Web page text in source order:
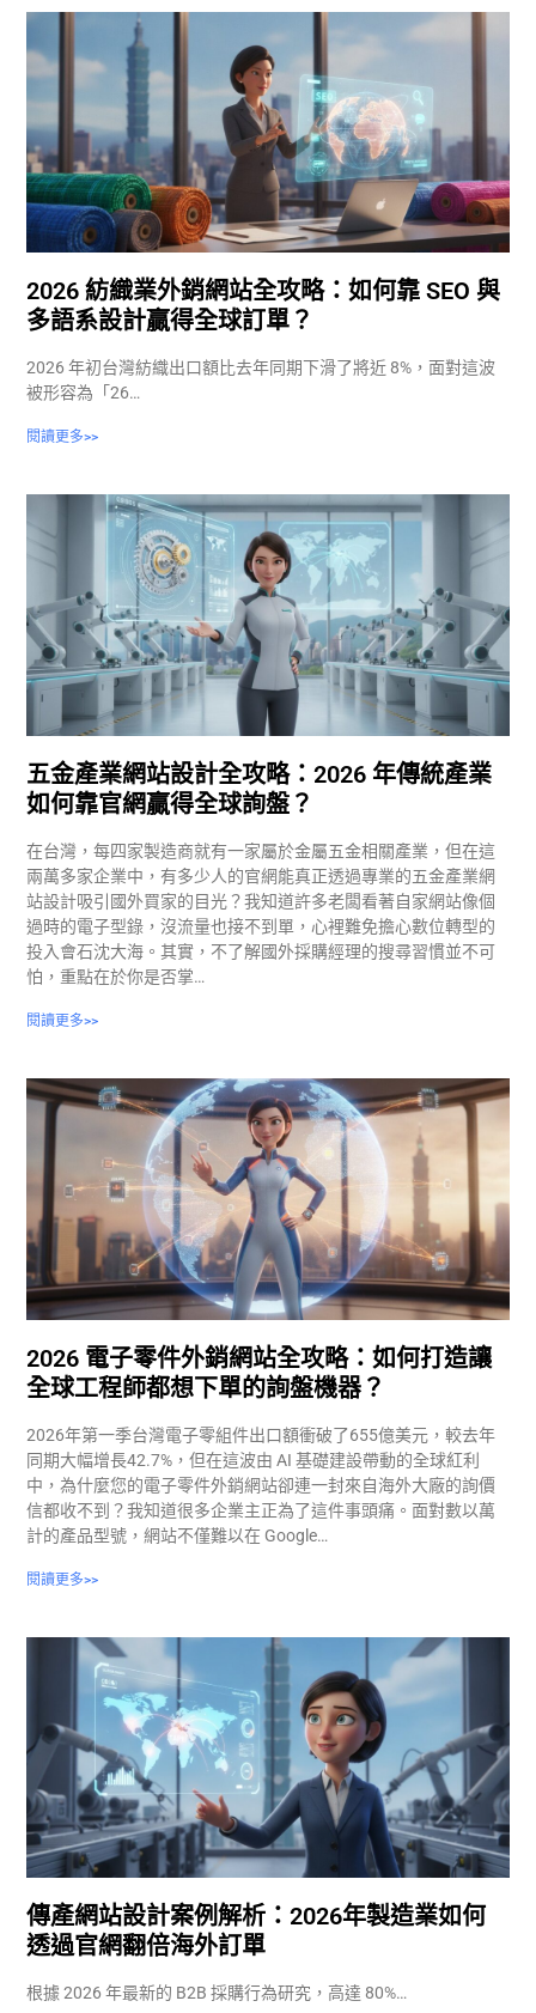
2026 紡織業外銷網站全攻略：如何靠 SEO 與
多語系設計贏得全球訂單？
2026 年初台灣紡織出口額比去年同期下滑了將近 8%，面對這波
被形容為「26…
閱讀更多>>
五金產業網站設計全攻略：2026 年傳統產業
如何靠官網贏得全球詢盤？
在台灣，每四家製造商就有一家屬於金屬五金相關產業，但在這
兩萬多家企業中，有多少人的官網能真正透過專業的五金產業網
站設計吸引國外買家的目光？我知道許多老闆看著自家網站像個
過時的電子型錄，沒流量也接不到單，心裡難免擔心數位轉型的
投入會石沈大海。其實，不了解國外採購經理的搜尋習慣並不可
怕，重點在於你是否掌…
閱讀更多>>
2026 電子零件外銷網站全攻略：如何打造讓
全球工程師都想下單的詢盤機器？
2026年第一季台灣電子零組件出口額衝破了655億美元，較去年
同期大幅增長42.7%，但在這波由 AI 基礎建設帶動的全球紅利
中，為什麼您的電子零件外銷網站卻連一封來自海外大廠的詢價
信都收不到？我知道很多企業主正為了這件事頭痛。面對數以萬
計的產品型號，網站不僅難以在 Google…
閱讀更多>>
傳產網站設計案例解析：2026年製造業如何
透過官網翻倍海外訂單
根據 2026 年最新的 B2B 採購行為研究，高達 80%…